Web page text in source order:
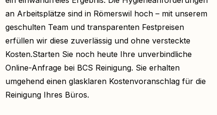
an Arbeitsplätze sind in Römerswil hoch – mit unserem
geschulten Team und transparenten Festpreisen
erfüllen wir diese zuverlässig und ohne versteckte
Kosten.Starten Sie noch heute Ihre unverbindliche
Online-Anfrage bei BCS Reinigung. Sie erhalten
umgehend einen glasklaren Kostenvoranschlag für die
Reinigung Ihres Büros.